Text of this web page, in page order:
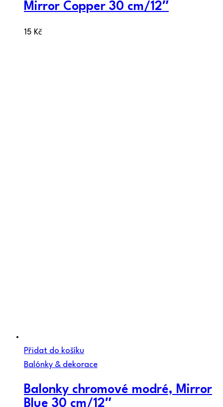
Mirror Copper 30 cm/12″
15 Kč
Přidat do košíku
Balónky & dekorace
Balonky chromové modré, Mirror
Blue 30 cm/12″